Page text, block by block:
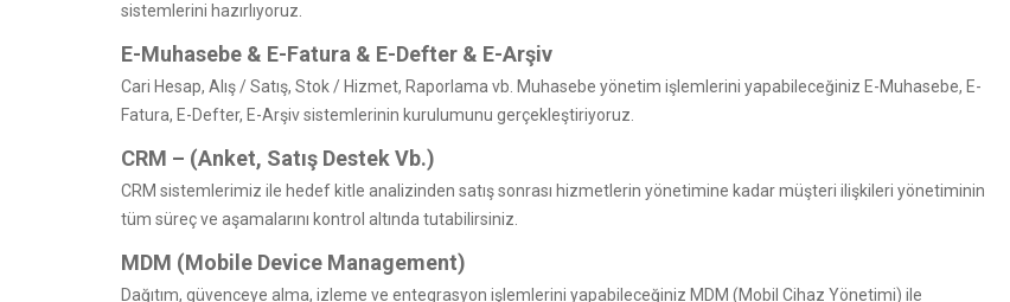
sistemlerini hazırlıyoruz.
E-Muhasebe & E-Fatura & E-Defter & E-Arşiv
Cari Hesap, Alış / Satış, Stok / Hizmet, Raporlama vb. Muhasebe yönetim işlemlerini yapabileceğiniz E-Muhasebe, E-
Fatura, E-Defter, E-Arşiv sistemlerinin kurulumunu gerçekleştiriyoruz.
CRM – (Anket, Satış Destek Vb.)
CRM sistemlerimiz ile hedef kitle analizinden satış sonrası hizmetlerin yönetimine kadar müşteri ilişkileri yönetiminin
tüm süreç ve aşamalarını kontrol altında tutabilirsiniz.
MDM (Mobile Device Management)
Dağıtım, güvenceye alma, izleme ve entegrasyon işlemlerini yapabileceğiniz MDM (Mobil Cihaz Yönetimi) ile